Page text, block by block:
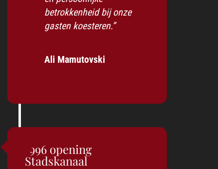
betrokkenheid bij onze
gasten koesteren.”
Ali Mamutovski
1996 opening
Stadskanaal